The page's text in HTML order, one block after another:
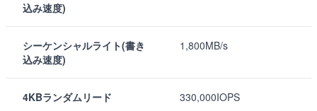
込み速度)
シーケンシャルライト(書き
込み速度)
1,800MB/s
4KBランダムリード 330,000IOPS